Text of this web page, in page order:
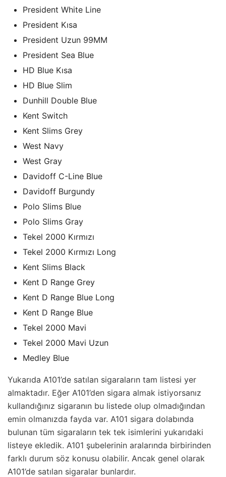
President White Line
President Kısa
President Uzun 99MM
President Sea Blue
HD Blue Kısa
HD Blue Slim
Dunhill Double Blue
Kent Switch
Kent Slims Grey
West Navy
West Gray
Davidoff C-Line Blue
Davidoff Burgundy
Polo Slims Blue
Polo Slims Gray
Tekel 2000 Kırmızı
Tekel 2000 Kırmızı Long
Kent Slims Black
Kent D Range Grey
Kent D Range Blue Long
Kent D Range Blue
Tekel 2000 Mavi
Tekel 2000 Mavi Uzun
Medley Blue
Yukarıda A101’de satılan sigaraların tam listesi yer
almaktadır. Eğer A101’den sigara almak istiyorsanız
kullandığınız sigaranın bu listede olup olmadığından
emin olmanızda fayda var. A101 sigara dolabında
bulunan tüm sigaraların tek tek isimlerini yukarıdaki
listeye ekledik. A101 şubelerinin aralarında birbirinden
farklı durum söz konusu olabilir. Ancak genel olarak
A101’de satılan sigaralar bunlardır.